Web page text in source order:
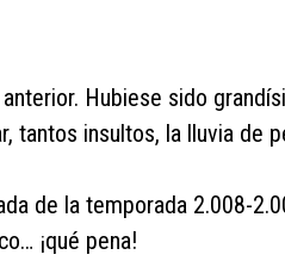
Hubiese sido
tantos insultos, la lluvia de
de la temporada 2.008-
¡qué pena!